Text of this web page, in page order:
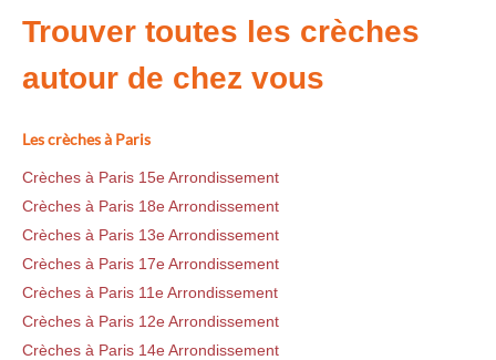
Trouver toutes les crèches
autour de chez vous
Les crèches à Paris
Crèches à Paris 15e Arrondissement
Crèches à Paris 18e Arrondissement
Crèches à Paris 13e Arrondissement
Crèches à Paris 17e Arrondissement
Crèches à Paris 11e Arrondissement
Crèches à Paris 12e Arrondissement
Crèches à Paris 14e Arrondissement